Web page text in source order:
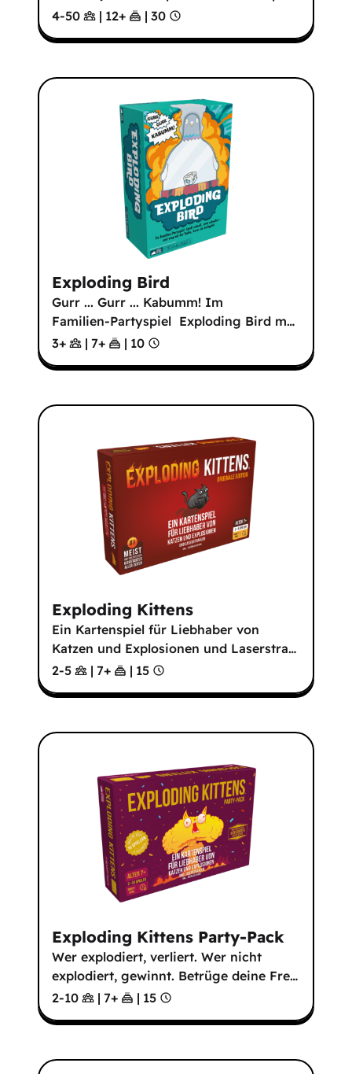
4-50
| 12+ | 30
Exploding Bird
Gurr ... Gurr ... Kabumm! Im
Familien-Partyspiel Exploding Bird m…
3+
| 7+ | 10
Exploding Kittens
Ein Kartenspiel für Liebhaber von
Katzen und Explosionen und Laserstra…
2-5
| 7+ | 15
Exploding Kittens Party-Pack
Wer explodiert, verliert. Wer nicht
explodiert, gewinnt. Betrüge deine Fre…
2-10
| 7+ | 15